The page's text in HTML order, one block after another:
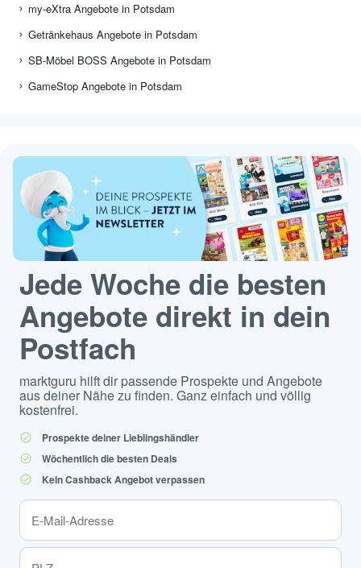
my-eXtra Angebote in Potsdam
Getränkehaus Angebote in Potsdam
SB-Möbel BOSS Angebote in Potsdam
GameStop Angebote in Potsdam
Jede Woche die besten
Angebote direkt in dein
Postfach
marktguru hilft dir passende Prospekte und Angebote
aus deiner Nähe zu finden. Ganz einfach und völlig
kostenfrei.
Prospekte deiner Lieblingshändler
Wöchentlich die besten Deals
Kein Cashback Angebot verpassen